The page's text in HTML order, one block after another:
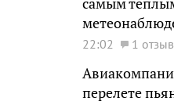
22:02 1 отзыв
перелете